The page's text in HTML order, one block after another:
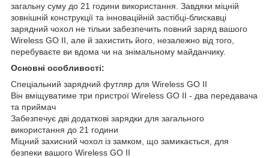
загальну суму до 21 години використання. Завдяки міцній
зовнішній конструкції та інноваційній застібці-блискавці
зарядний чохол не тільки забезпечить повний заряд вашого
Wireless GO II, але й захистить його, незалежно від того,
перебуваєте ви вдома чи на знімальному майданчику.
Основні особливості:
Спеціальний зарядний футляр для Wireless GO II
Він вміщуватиме три пристрої Wireless GO II - два передавача
та приймач
Забезпечує дві додаткові зарядки для загального
використання до 21 години
Міцний захисний чохол із замком, що замикається, для
безпеки вашого Wireless GO II